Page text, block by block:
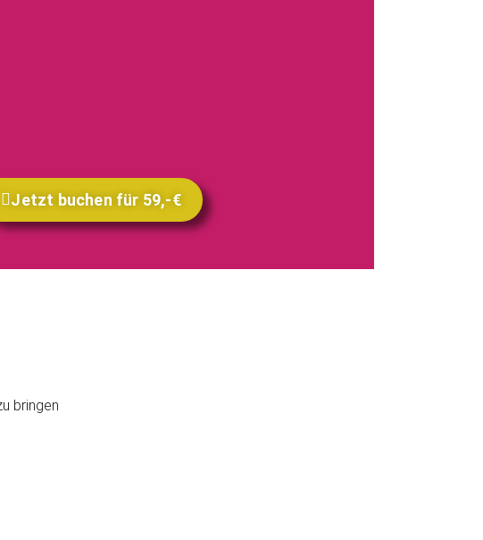
Jetzt buchen für 59,-€
bringen